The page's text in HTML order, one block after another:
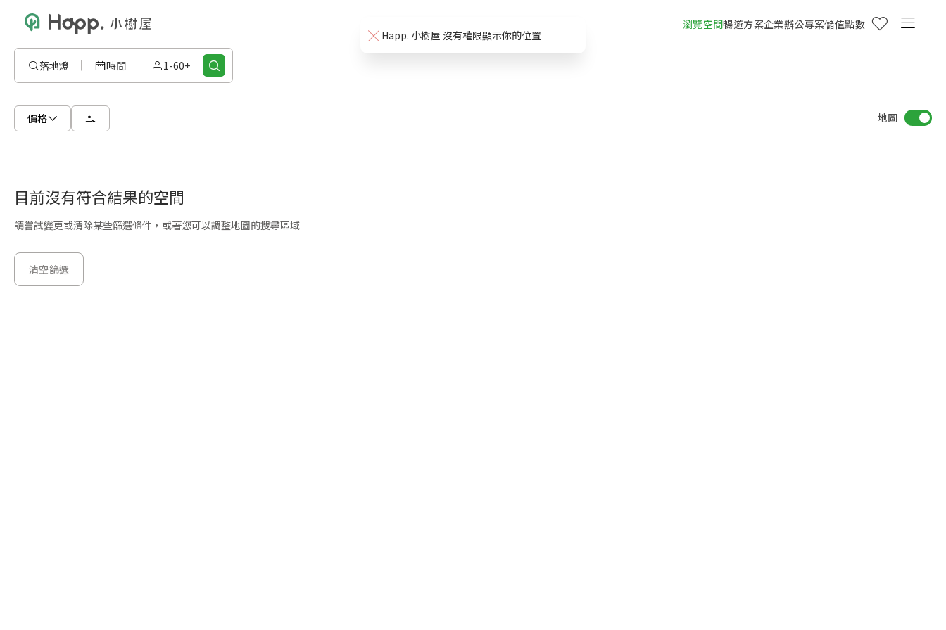
瀏覽空間暢遊方案企業辦公專案儲值點數
落地燈 時間 1-60+
地圖
價格
目前沒有符合結果的空間
請嘗試變更或清除某些篩選條件，或著您可以調整地圖的搜尋區域
清空篩選
Happ. 小樹屋 沒有權限顯示你的位置